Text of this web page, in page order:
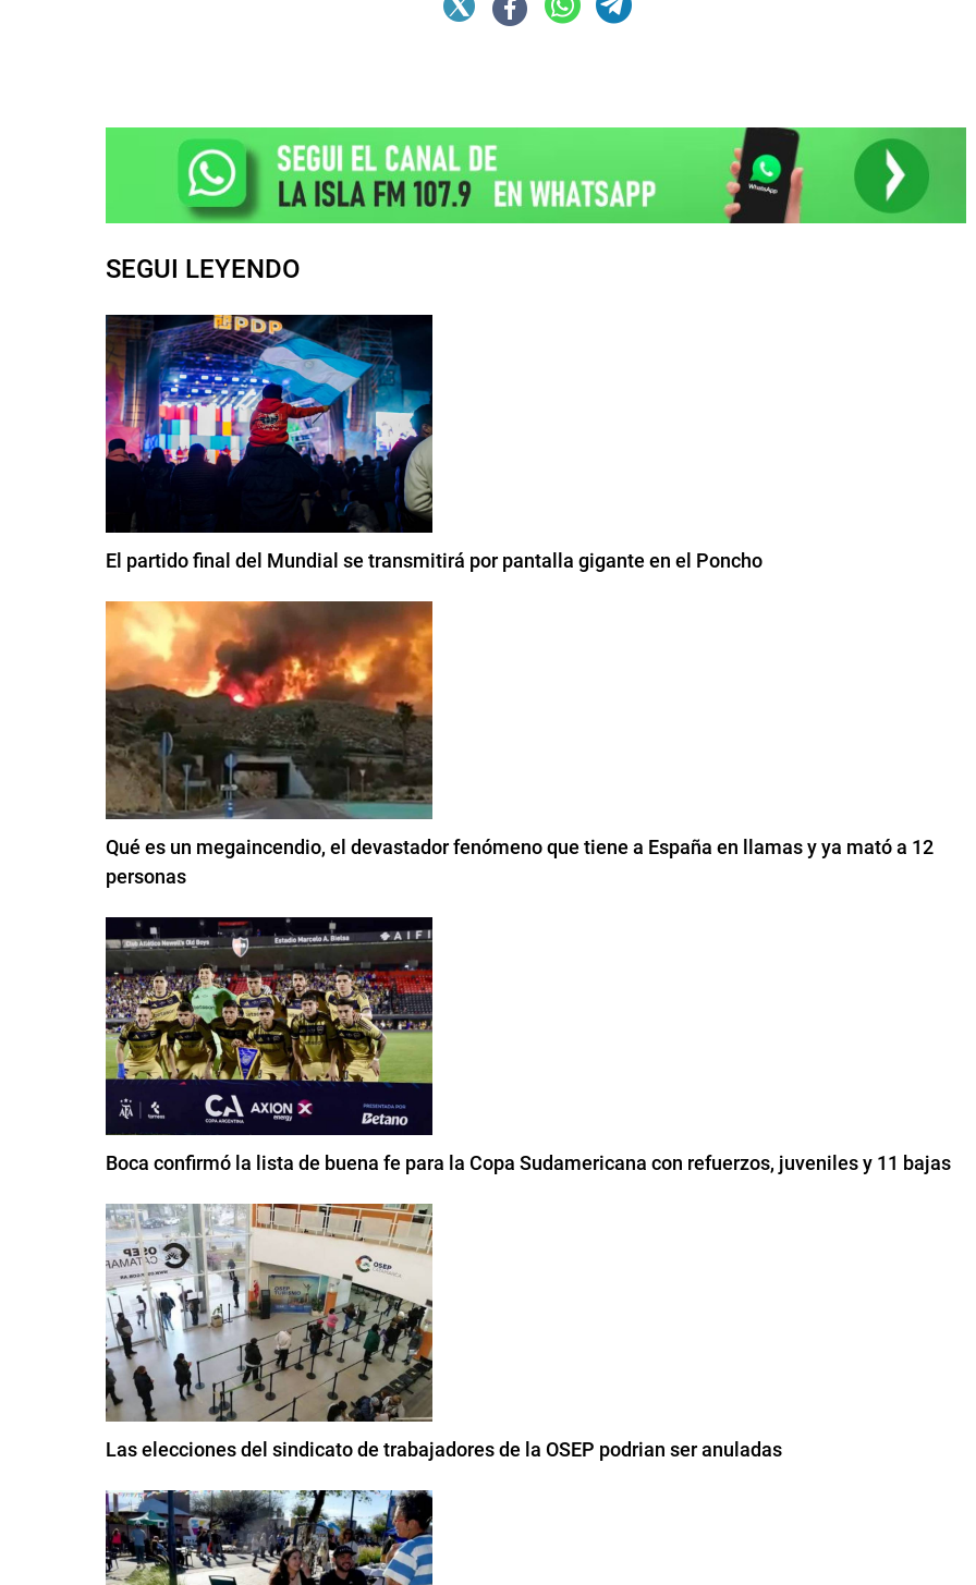
SEGUI LEYENDO
El partido final del Mundial se transmitirá por pantalla gigante en el Poncho
Qué es un megaincendio, el devastador fenómeno que tiene a España en llamas y ya mató a 12
personas
Boca confirmó la lista de buena fe para la Copa Sudamericana con refuerzos, juveniles y 11 bajas
Las elecciones del sindicato de trabajadores de la OSEP podrian ser anuladas